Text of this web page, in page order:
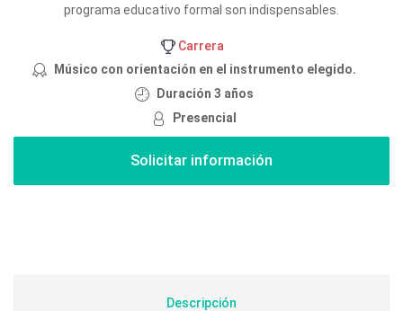
programa educativo formal son indispensables.
Carrera
Músico con orientación en el instrumento elegido.
Duración 3 años
Presencial
Descripción